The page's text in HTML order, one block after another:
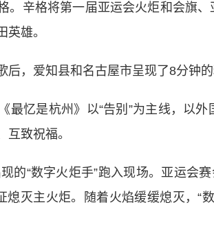
。辛格将第一届亚运会火炬和会旗
雄。
，爱知县和名古屋市呈现了8分钟的
忆是杭州》以“告别”为主线，以外
致祝福。
“数字火炬手”跑入现场。亚运会赛
熄灭主火炬。随着火焰缓缓熄灭，